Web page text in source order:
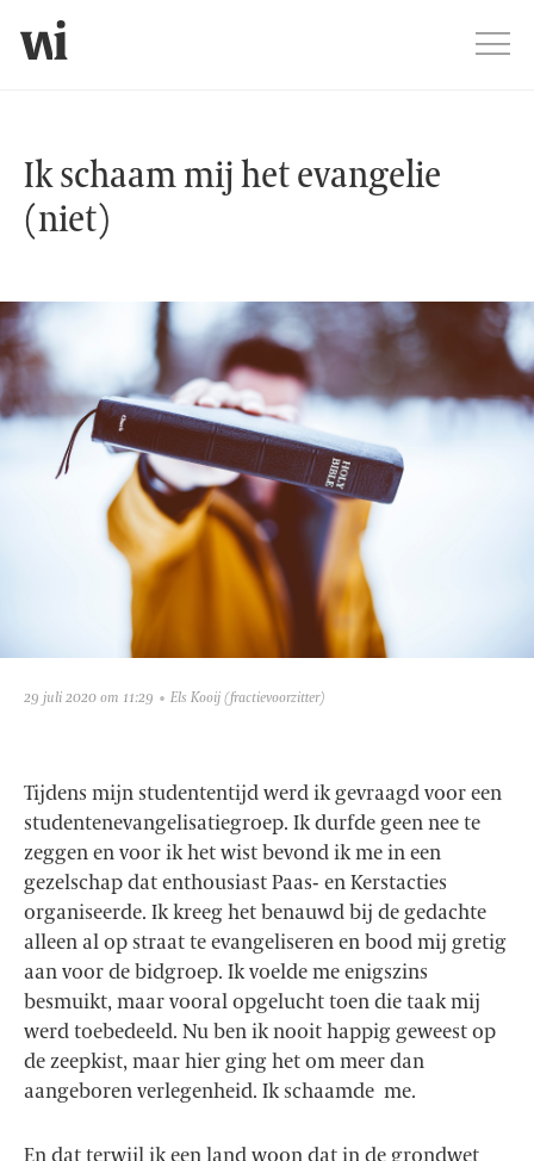
Ik schaam mij het evangelie (niet)
Ik schaam mij het evangelie
(niet)
29 juli 2020 om 11:29 Els Kooij (fractievoorzitter)
Tijdens mijn studententijd werd ik gevraagd voor een
studentenevangelisatiegroep. Ik durfde geen nee te
zeggen en voor ik het wist bevond ik me in een
gezelschap dat enthousiast Paas- en Kerstacties
organiseerde. Ik kreeg het benauwd bij de gedachte
alleen al op straat te evangeliseren en bood mij gretig
aan voor de bidgroep. Ik voelde me enigszins
besmuikt, maar vooral opgelucht toen die taak mij
werd toebedeeld. Nu ben ik nooit happig geweest op
de zeepkist, maar hier ging het om meer dan
aangeboren verlegenheid. Ik schaamde me.